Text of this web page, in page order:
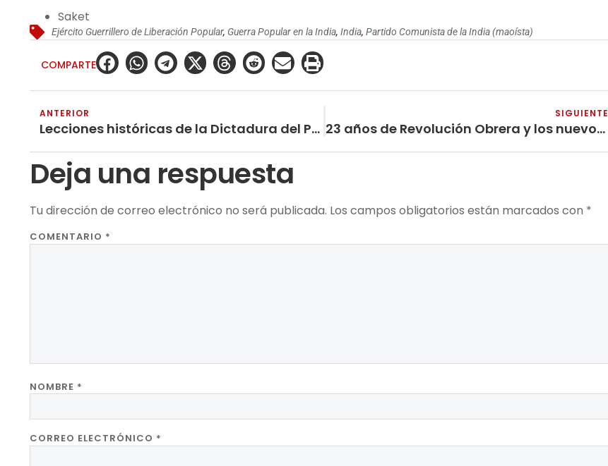
Saket
Ejército Guerrillero de Liberación Popular, Guerra Popular en la India,India,Partido Comunista de la India (maoísta)
COMPARTE
ANTERIOR
Lecciones históricas de la Dictadura del Proletariado
SIGUIENTE
23 años de Revolución Obrera y los nuevos retos de la revolución
Deja una respuesta
Tu dirección de correo electrónico no será publicada. Los campos obligatorios están marcados con *
COMENTARIO *
NOMBRE *
CORREO ELECTRÓNICO *